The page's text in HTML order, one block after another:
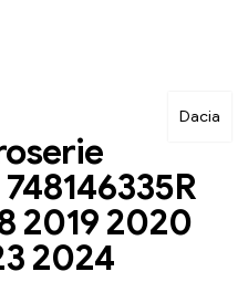
Dacia
2019 2020
2024